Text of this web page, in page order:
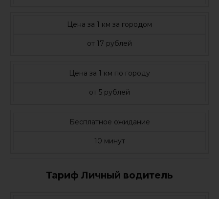
Цена за 1 км за городом
от 17 рублей
Цена за 1 км по городу
от 5 рублей
Бесплатное ожидание
10 минут
Тариф Личный водитель